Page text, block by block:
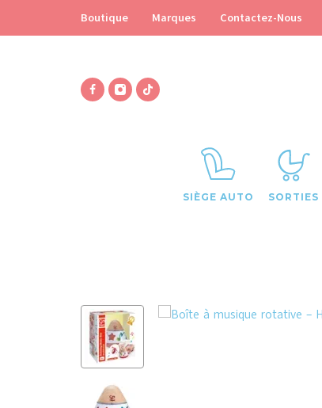
Boutique Marques Contactez-Nous
SIÈGE AUTO SORTIES